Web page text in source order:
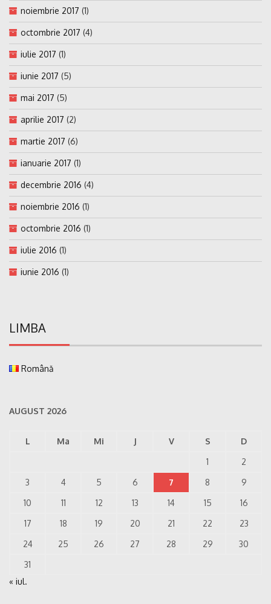
noiembrie 2017 (1)
octombrie 2017 (4)
iulie 2017 (1)
iunie 2017 (5)
mai 2017 (5)
aprilie 2017 (2)
martie 2017 (6)
ianuarie 2017 (1)
decembrie 2016 (4)
noiembrie 2016 (1)
octombrie 2016 (1)
iulie 2016 (1)
iunie 2016 (1)
LIMBA
Română
AUGUST 2026
L Ma Mi J V S
D
1
2
3
4 5 6 7 8
9
10
11 12 13 14 15
16
17
18 19 20 21 22
23
24
25 26 27 28 29
30
31
« iul.